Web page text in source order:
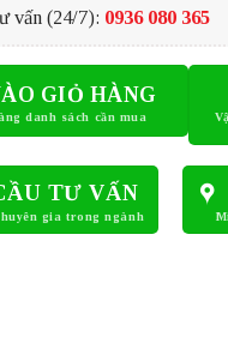
vấn (24/7): 0936 080 365
GIỎ HÀNG
TƯ VẤN